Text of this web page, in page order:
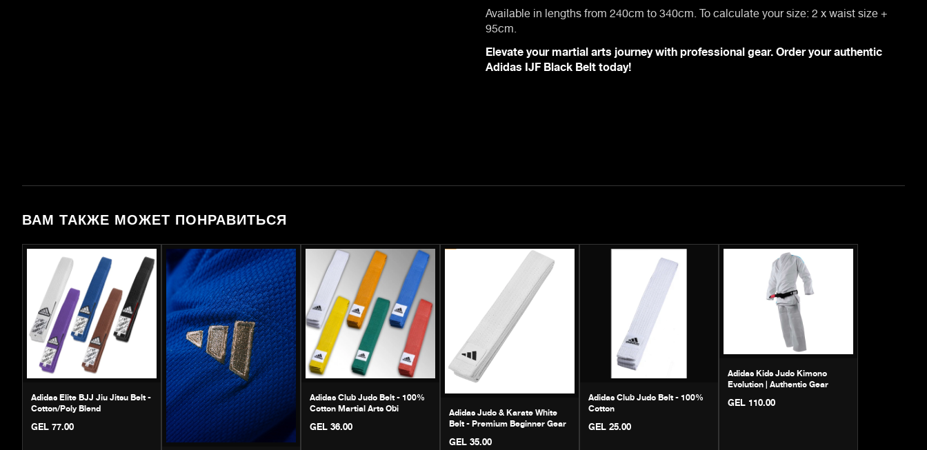
Available in lengths from 240cm to 340cm. To calculate your size: 2 x waist size +
95cm.
Elevate your martial arts journey with professional gear. Order your authentic
Adidas IJF Black Belt today!
ВАМ ТАКЖЕ МОЖЕТ ПОНРАВИТЬСЯ
Adidas Elite BJJ Jiu Jitsu Belt -
Cotton/Poly Blend
GEL 77.00
Adidas Club Judo Belt - 100%
Cotton Martial Arts Obi
GEL 36.00
Adidas Judo & Karate White
Belt - Premium Beginner Gear
GEL 35.00
Adidas Club Judo Belt - 100%
Cotton
GEL 25.00
Adidas Kids Judo Kimono
Evolution | Authentic Gear
GEL 110.00